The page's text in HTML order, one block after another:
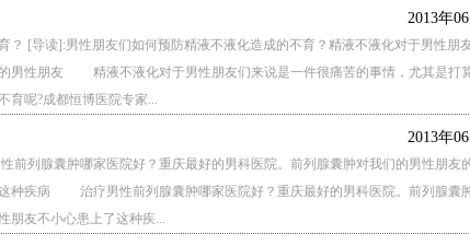
2013年
？ [导读]:男性朋友们如何预防精液不液化造成的不育？精液不液化对于男性朋
男性朋友 精液不液化对于男性朋友们来说是一件很痛苦的事情，尤其是打
育呢?成都恒博医院专家...
2013年
前列腺囊肿哪家医院好？重庆最好的男科医院。前列腺囊肿对我们的男性朋友
种疾病 治疗男性前列腺囊肿哪家医院好？重庆最好的男科医院。前列腺囊
朋友不小心患上了这种疾...